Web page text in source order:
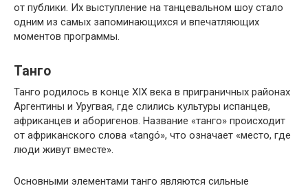
от публики. Их выступление на танцевальном шоу стало
одним из самых запоминающихся и впечатляющих
моментов программы.
Танго
Танго родилось в конце XIX века в приграничных районах
Аргентины и Уругвая, где слились культуры испанцев,
африканцев и аборигенов. Название «танго» происходит
от африканского слова «tangó», что означает «место, где
люди живут вместе».
Основными элементами танго являются сильные